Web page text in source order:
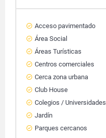
Acceso pavimentado
Área Social
Áreas Turísticas
Centros comerciales
Cerca zona urbana
Club House
Colegios / Universidades
Jardín
Parques cercanos